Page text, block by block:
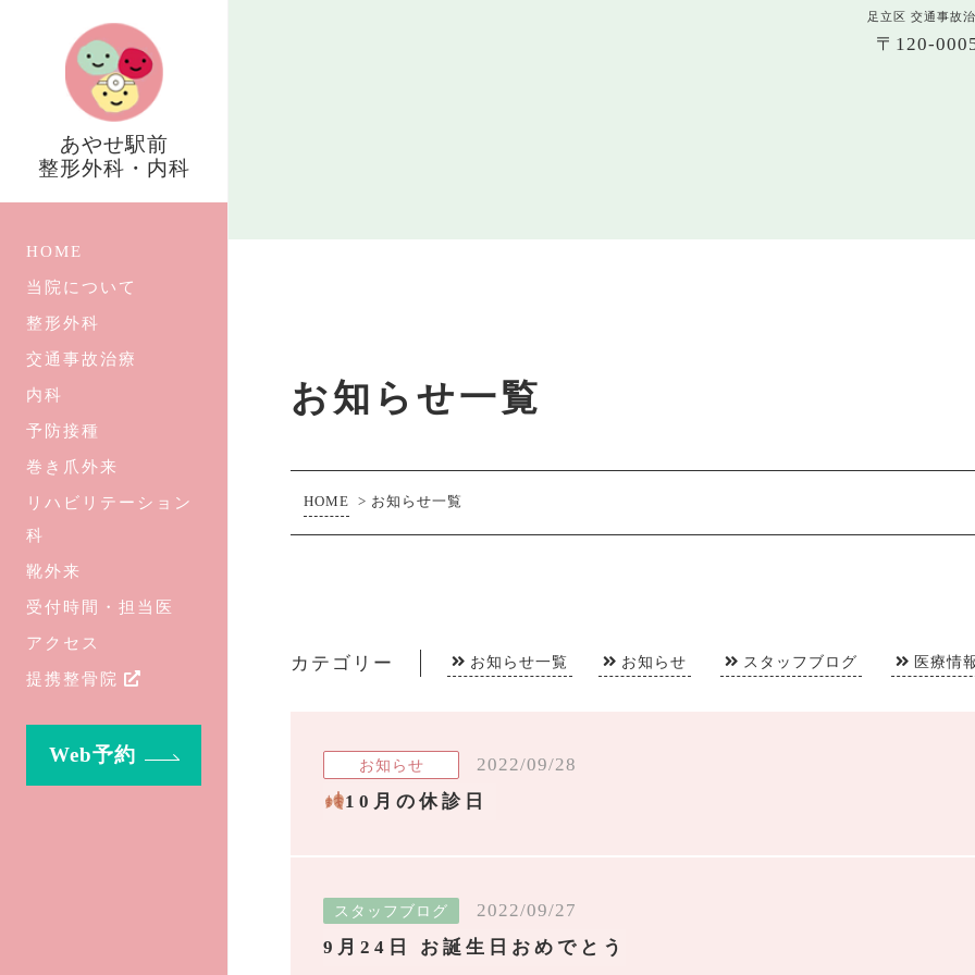
足立区 交通事故
あやせ駅前
整形外科・内科
HOME
当院について
整形外科
交通事故治療
内科
予防接種
巻き爪外来
リハビリテーション
科
靴外来
受付時間・担当医
アクセス
提携整骨院
Web予約
〒120-
お知らせ一覧
HOME > お知らせ一覧
カテゴリー お知らせ一覧 お知らせ スタッフブログ 医療情
お知らせ
2022/09/28
10月の休診日
スタッフブログ
2022/09/27
9月24日 お誕生日おめでとう